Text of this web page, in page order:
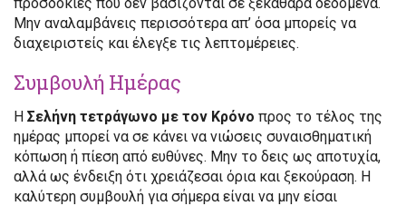
Μην αναλαμβάνεις περισσότερα απ’ όσα μπορείς να
διαχειριστείς και έλεγξε τις λεπτομέρειες.
Συμβουλή Ημέρας
Η Σελήνη τετράγωνο με τον Κρόνο προς το τέλος της
ημέρας μπορεί να σε κάνει να νιώσεις συναισθηματική
κόπωση ή πίεση από ευθύνες. Μην το δεις ως αποτυχία,
αλλά ως ένδειξη ότι χρειάζεσαι όρια και ξεκούραση. Η
καλύτερη συμβουλή για σήμερα είναι να μην είσαι